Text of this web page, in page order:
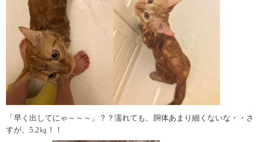
「早く出してにゃ～～～」？？濡れても、胴体あまり細くないな・・さ
すが、5.2㎏！！